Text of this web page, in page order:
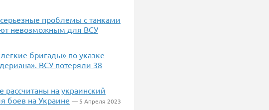
проблемы с танками
невозможным для ВСУ
бригады» по указке
ВСУ потеряли 38
на украинский
боев на Украине — 5 Апреля 2023